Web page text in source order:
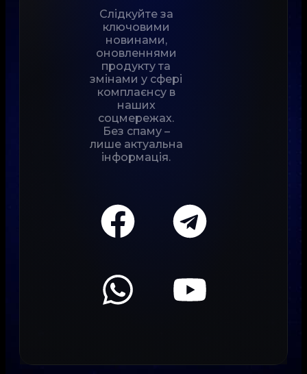
Слідкуйте за
ключовими
новинами,
оновленнями
продукту та
змінами у сфері
комплаєнсу в
наших
соцмережах.
Без спаму –
лише актуальна
інформація.